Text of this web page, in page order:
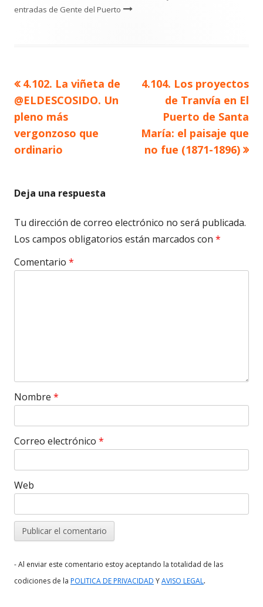
entradas de Gente del Puerto
Navegación
de
entradas
Artículo
anterior
4.102. La viñeta de
@ELDESCOSIDO. Un
pleno más
vergonzoso que
ordinario
Artículo
siguiente
4.104. Los proyectos
de Tranvía en El
Puerto de Santa
María: el paisaje que
no fue (1871-1896)
Deja una respuesta
Tu dirección de correo electrónico no será publicada.
Los campos obligatorios están marcados con *
Comentario *
Nombre *
Correo electrónico *
Web
- Al enviar este comentario estoy aceptando la totalidad de las
codiciones de la POLITICA DE PRIVACIDAD YAVISO LEGAL.